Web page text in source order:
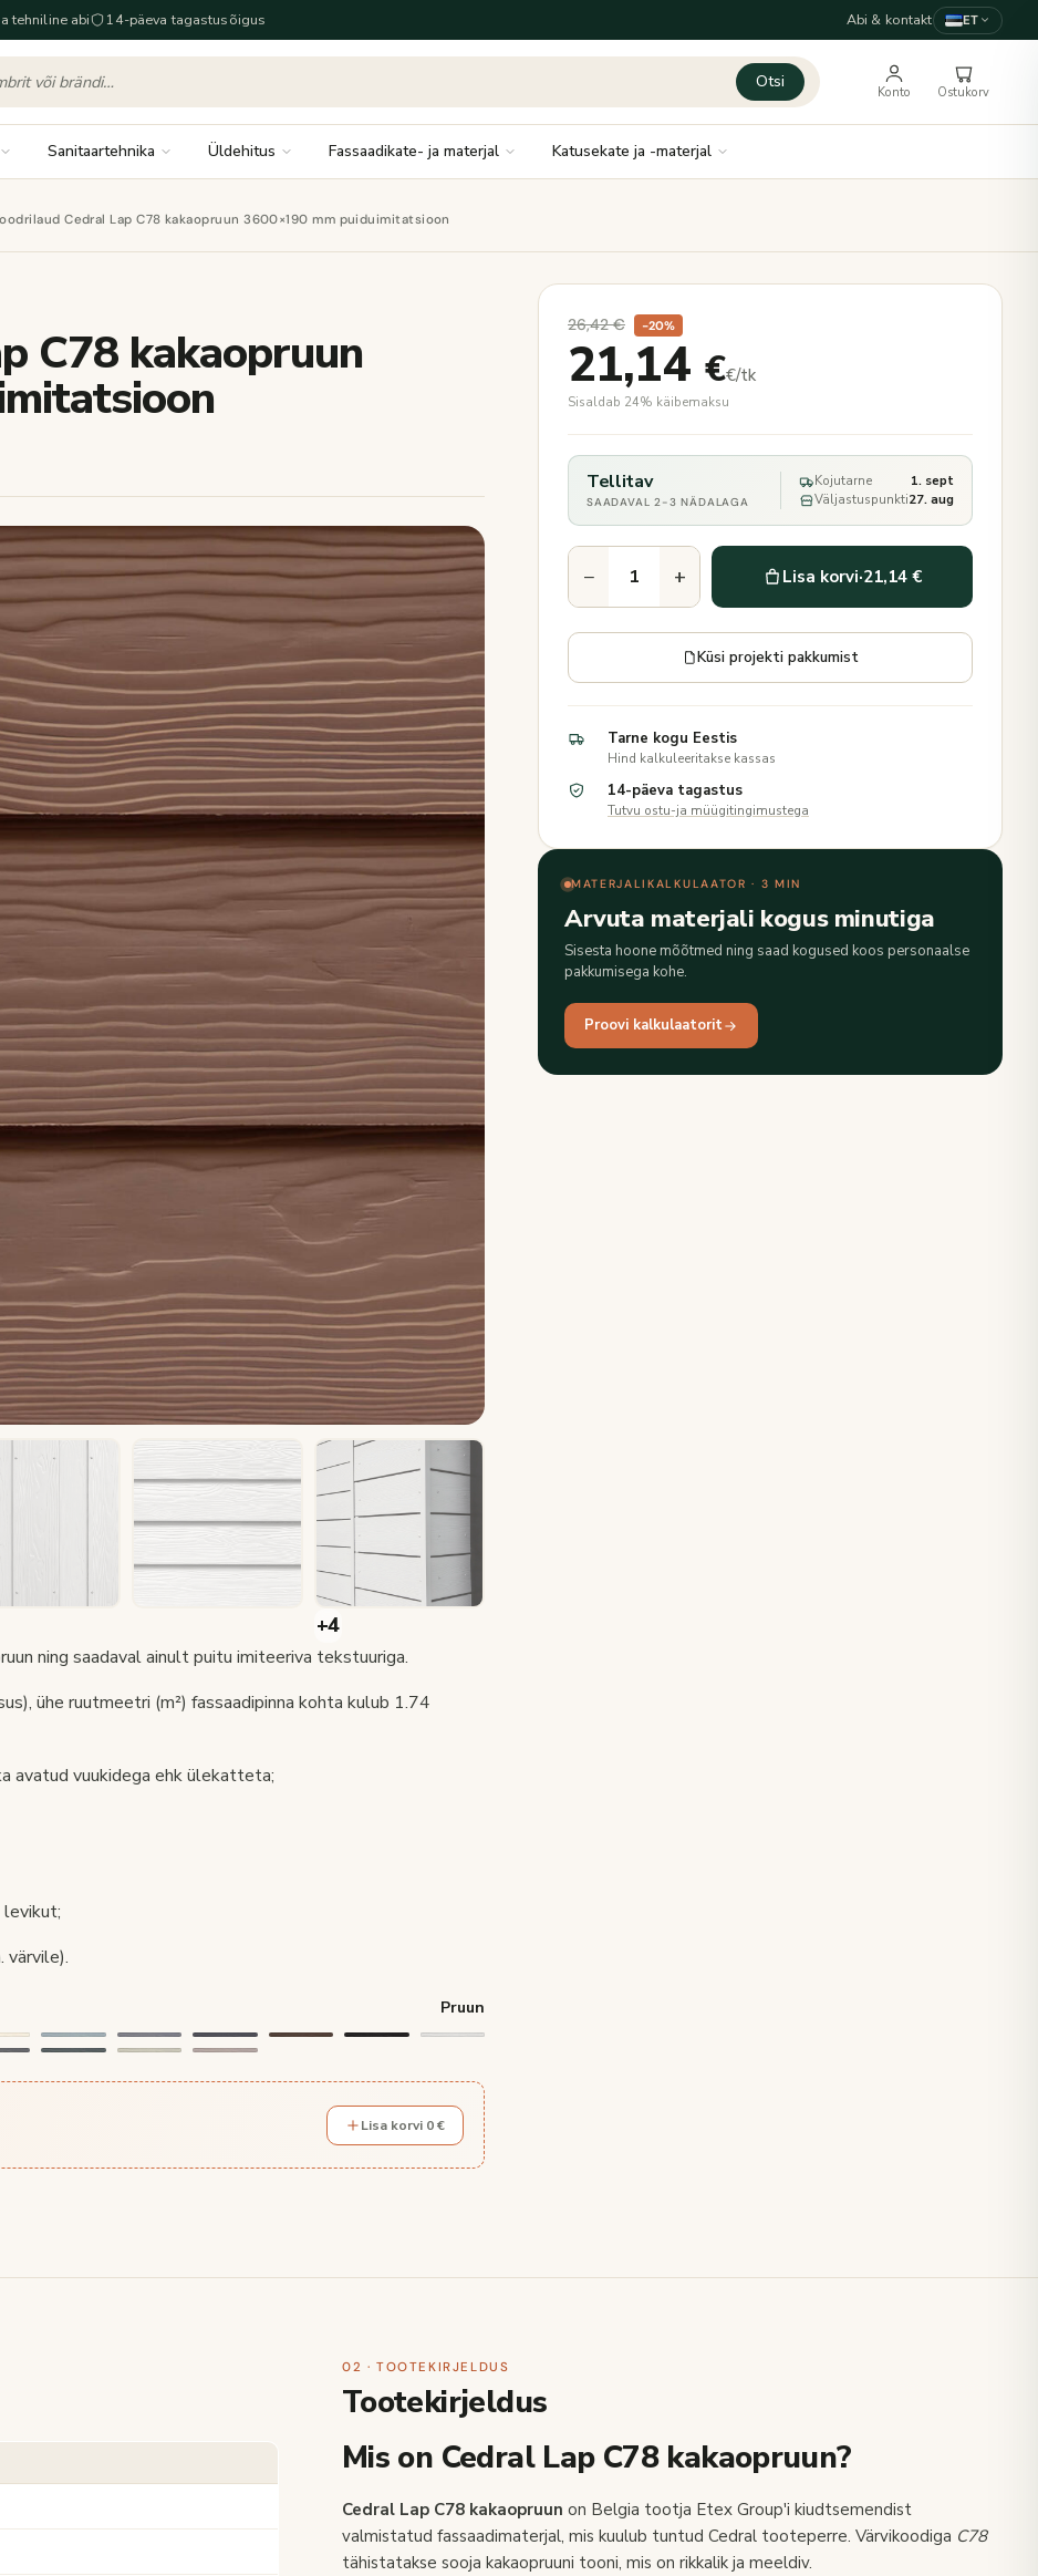
tehniline abi 14-päeva tagastusõigus Abi & kontakt ET
Otsi
Konto Ostukorv
Sanitaartehnika Üldehitus Fassaadikate- ja materjal Katusekate ja -materjal
Cedral Lap C78 kakaopruun 3600×190 mm puiduimitatsioon
C78 kakaopruun
ning saadaval ainult puitu imiteeriva tekstuuriga.
ühe ruutmeetri (m²) fassaadipinna kohta kulub 1.74
avatud vuukidega ehk ülekatteta;
värvile).
Pruun
Lisa korvi 0 €
26,42€ −20%
21,14 €€/tk
Sisaldab 24% käibemaksu
Tellitav
SAADAVAL 2-3 NÄDALAGA
Kojutarne
1. sept
Väljastuspunkti27. aug
− + Lisa korvi·21,14 €
Küsi projekti pakkumist
Tarne kogu Eestis
Hind kalkuleeritakse kassas
14-päeva tagastus
Tutvu ostu-ja müügitingimustega
MATERJALIKALKULAATOR · 3 MIN
Arvuta materjali kogus minutiga
Sisesta hoone mõõtmed ning saad kogused koos personaalse
pakkumisega kohe.
Proovi kalkulaatorit
02 · TOOTEKIRJELDUS
Tootekirjeldus
Mis on Cedral Lap C78 kakaopruun?
Cedral Lap C78 kakaopruun on Belgia tootja Etex Group'i kiudtsemendist
valmistatud fassaadimaterjal, mis kuulub tuntud Cedral tooteperre. Värvikoodiga C78
tähistatakse sooja kakaopruuni tooni, mis on rikkalik ja meeldiv.